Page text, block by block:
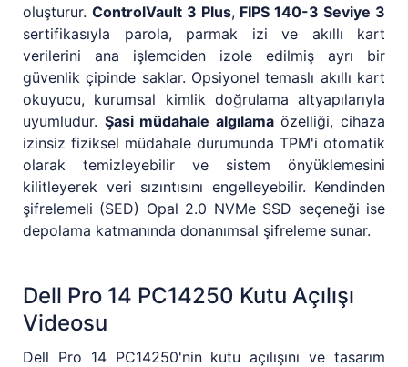
oluşturur. ControlVault 3 Plus, FIPS 140-3 Seviye 3
sertifikasıyla parola, parmak izi ve akıllı kart
verilerini ana işlemciden izole edilmiş ayrı bir
güvenlik çipinde saklar. Opsiyonel temaslı akıllı kart
okuyucu, kurumsal kimlik doğrulama altyapılarıyla
uyumludur. Şasi müdahale algılamaözelliği, cihaza
izinsiz fiziksel müdahale durumunda TPM'i otomatik
olarak temizleyebilir ve sistem önyüklemesini
kilitleyerek veri sızıntısını engelleyebilir. Kendinden
şifrelemeli (SED) Opal 2.0 NVMe SSD seçeneği ise
depolama katmanında donanımsal şifreleme sunar.
Dell Pro 14 PC14250 Kutu Açılışı
Videosu
Dell Pro 14 PC14250'nin kutu açılışını ve tasarım